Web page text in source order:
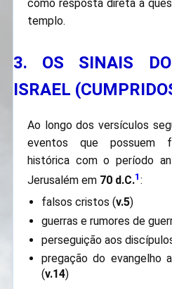
como resposta direta à
templo.
3. OS SINAIS
ISRAEL
Ao longo dos versículos
eventos que possuem
histórica com o período
Jerusalém em 70 d.C.1 :
falsos cristos (v.5)
guerras e rumores de
perseguição aos
pregação do evangelho
(v.14)